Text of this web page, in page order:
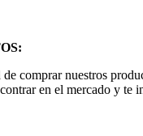
comprar nuestros
en el mercado y te